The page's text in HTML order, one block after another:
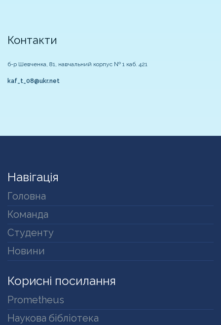
Контакти
б-р Шевченка, 81, навчальний корпус № 1 каб. 421
kaf_t_08@ukr.net
Навігація
Головна
Команда
Студенту
Новини
Корисні посилання
Prometheus
Наукова бібліотека